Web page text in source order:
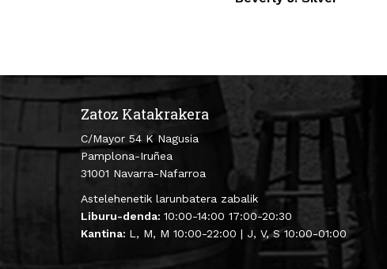
Zatoz Katakrakera
C/Mayor 54 K Nagusia
Pamplona-Iruñea
31001 Navarra-Nafarroa
Astelehenetik larunbatera zabalik
Liburu-denda: 10:00-14:00 17:00-20:30
Kantina: L, M, M 10:00-22:00 | J, V, S 10:00-01:00